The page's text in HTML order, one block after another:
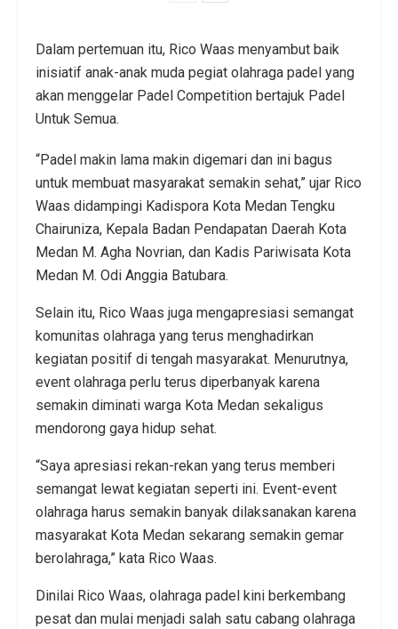
Dalam pertemuan itu, Rico Waas menyambut baik
inisiatif anak-anak muda pegiat olahraga padel yang
akan menggelar Padel Competition bertajuk Padel
Untuk Semua.
“Padel makin lama makin digemari dan ini bagus
untuk membuat masyarakat semakin sehat,” ujar Rico
Waas didampingi Kadispora Kota Medan Tengku
Chairuniza, Kepala Badan Pendapatan Daerah Kota
Medan M. Agha Novrian, dan Kadis Pariwisata Kota
Medan M. Odi Anggia Batubara.
Selain itu, Rico Waas juga mengapresiasi semangat
komunitas olahraga yang terus menghadirkan
kegiatan positif di tengah masyarakat. Menurutnya,
event olahraga perlu terus diperbanyak karena
semakin diminati warga Kota Medan sekaligus
mendorong gaya hidup sehat.
“Saya apresiasi rekan-rekan yang terus memberi
semangat lewat kegiatan seperti ini. Event-event
olahraga harus semakin banyak dilaksanakan karena
masyarakat Kota Medan sekarang semakin gemar
berolahraga,” kata Rico Waas.
Dinilai Rico Waas, olahraga padel kini berkembang
pesat dan mulai menjadi salah satu cabang olahraga